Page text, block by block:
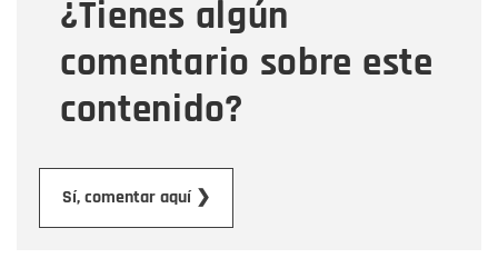
¿Tienes algún
comentario sobre este
contenido?
Sí, comentar aquí ❯
Mensaje